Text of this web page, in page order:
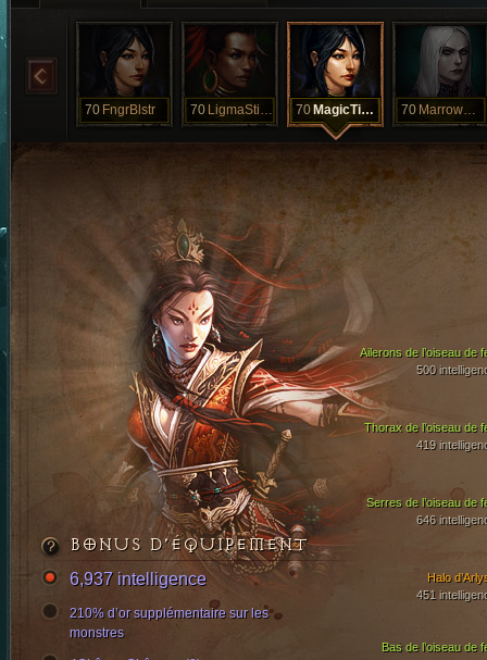
70 FngrBlstr 70 LigmaStigma 70 MagicTingles 70 MarrowEscape
Thorax de l’oiseau de
419
Serres de l’oiseau de
646
Ailerons de l’oiseau de
500
Bas de l’oiseau de
Halo
451
BONUS D’ÉQUIPEMENT
6,937 intelligence
210% d’or supplémentaire sur les
monstres